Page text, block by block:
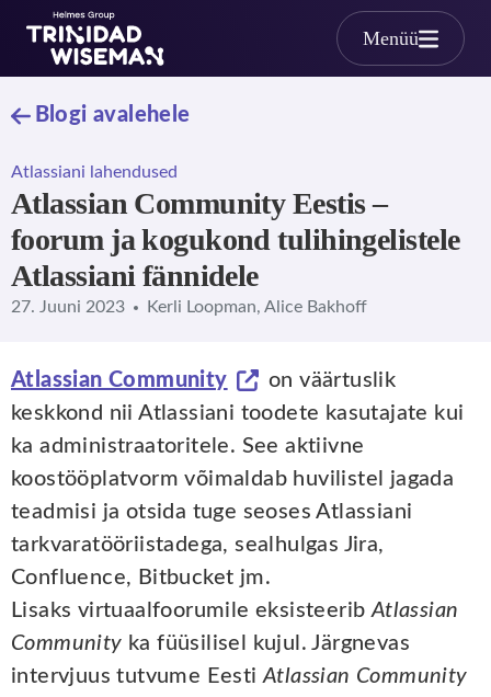
Skip to main content
Menüü
Blogi avalehele
Atlassiani lahendused
Atlassian Community Eestis –
foorum ja kogukond tulihingelistele
Atlassiani fännidele
27. Juuni 2023 Kerli Loopman, Alice Bakhoff
Atlassian Community
on väärtuslik
keskkond nii Atlassiani toodete kasutajate kui
ka administraatoritele. See aktiivne
koostööplatvorm võimaldab huvilistel jagada
teadmisi ja otsida tuge seoses Atlassiani
tarkvaratööriistadega, sealhulgas Jira,
Confluence, Bitbucket jm.
Lisaks virtuaalfoorumile eksisteeribAtlassian
Community ka füüsilisel kujul. Järgnevas
intervjuus tutvume EestiAtlassian Community